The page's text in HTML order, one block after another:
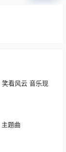
笑看风云 音乐现
题曲